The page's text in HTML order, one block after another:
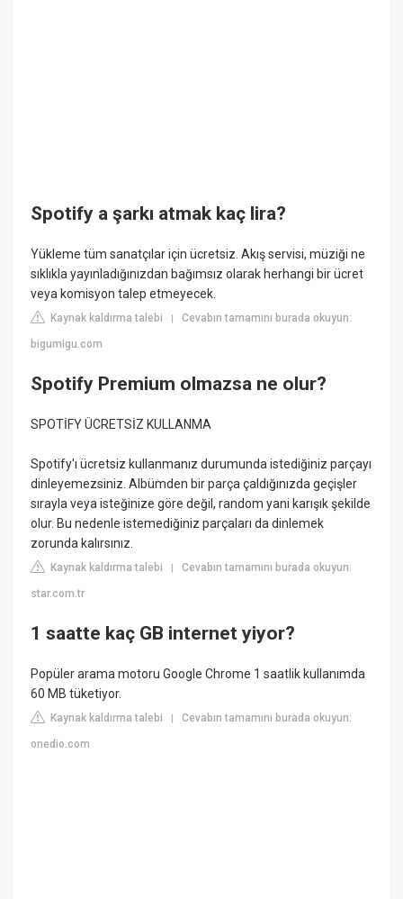
Spotify a şarkı atmak kaç lira?
Yükleme tüm sanatçılar için ücretsiz. Akış servisi, müziği ne
sıklıkla yayınladığınızdan bağımsız olarak herhangi bir ücret
veya komisyon talep etmeyecek.
Kaynak kaldırma talebi |Cevabın tamamını burada okuyun:
bigumigu.com
Spotify Premium olmazsa ne olur?
SPOTİFY ÜCRETSİZ KULLANMA
Spotify'ı ücretsiz kullanmanız durumunda istediğiniz parçayı
dinleyemezsiniz. Albümden bir parça çaldığınızda geçişler
sırayla veya isteğinize göre değil, random yani karışık şekilde
olur. Bu nedenle istemediğiniz parçaları da dinlemek
zorunda kalırsınız.
Kaynak kaldırma talebi |Cevabın tamamını burada okuyun:
star.com.tr
1 saatte kaç GB internet yiyor?
Popüler arama motoru Google Chrome 1 saatlik kullanımda
60 MB tüketiyor.
Kaynak kaldırma talebi |Cevabın tamamını burada okuyun:
onedio.com